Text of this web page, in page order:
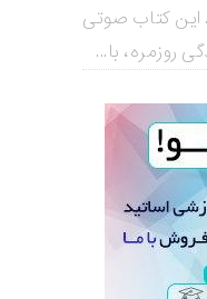
این کتاب صوتی
روزمره، با...